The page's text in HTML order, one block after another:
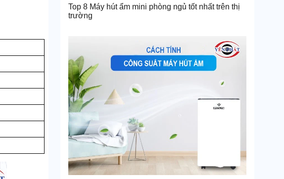
Top 8 Máy hút ẩm mini phòng ngủ tốt nhất trên thị
trường